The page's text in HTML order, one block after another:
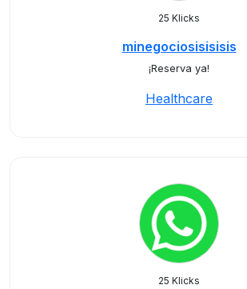
25 Klicks
minegociosisisisis
¡Reserva ya!
Healthcare
25 Klicks